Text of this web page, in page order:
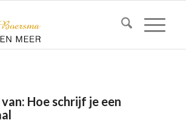
Hoe schrijf je een